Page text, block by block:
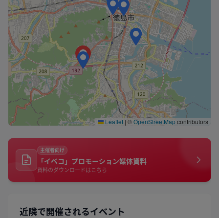
Leaflet | ©OpenStreetMapcontributors
主催者向け
「イベコ」プロモーション媒体資料
資料のダウンロードはこちら
近隣で開催されるイベント